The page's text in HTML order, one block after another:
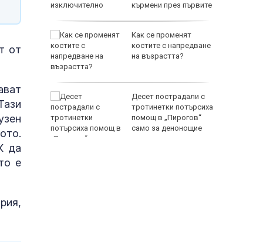
от
да
е
ще
кърмени през първите
Как се променят
костите с напредване
на възрастта?
Десет пострадали с
тротинетки потърсиха
помощ в „Пирогов“
само за денонощие